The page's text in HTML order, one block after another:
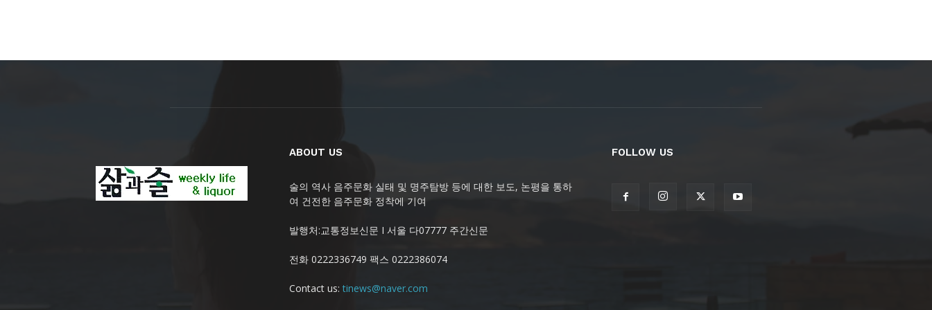
ABOUT US
술의 역사 음주문화 실태 및 명주탐방 등에 대한 보도, 논평을 통하
여 건전한 음주문화 정착에 기여
발행처:교통정보신문 I 서울 다07777 주간신문
전화 0222336749 팩스 0222386074
Contact us:tinews@naver.com
FOLLOW US